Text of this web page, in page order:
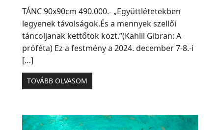
TÁNC 90x90cm 490.000.- „Együttlétetekben
legyenek távolságok.És a mennyek szellői
táncoljanak kettőtök közt.”(Kahlil Gibran: A
próféta) Ez a festmény a 2024. december 7-8.-i
[…]
TOVÁBB OLVASOM